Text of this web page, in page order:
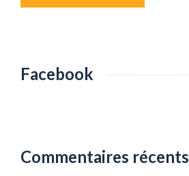
Facebook
Commentaires récents